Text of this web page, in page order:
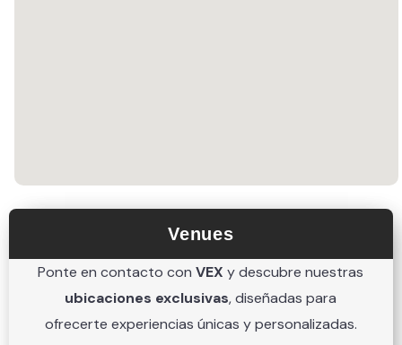
Venues
Ponte en contacto con VEX y descubre nuestras
ubicaciones exclusivas, diseñadas para
ofrecerte experiencias únicas y personalizadas.